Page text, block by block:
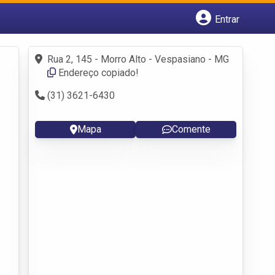
Entrar
Fazer login
Criar conta
Rua 2, 145 - Morro Alto - Vespasiano - MG
Endereço copiado!
(31) 3621-6430
Mapa Comente